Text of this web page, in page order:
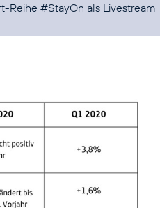
Reihe #StayOn als Livestream